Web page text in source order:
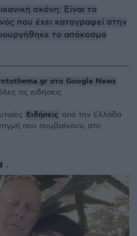
σκόνη: Είναι το
που έχει καταγραφεί στην
το απόκοσμο
στο Google News
τις ειδήσεις
Ειδήσεις από την Ελλάδα
που συμβαίνουν, στο